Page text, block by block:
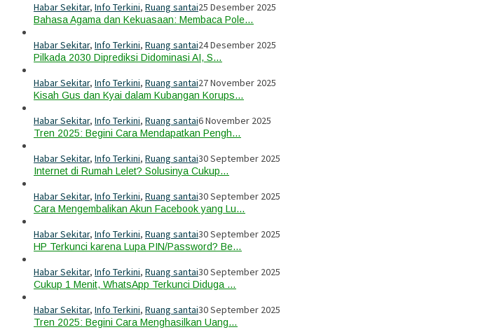
Habar Sekitar, Info Terkini, Ruang santai25 Desember 2025
Bahasa Agama dan Kekuasaan: Membaca Pole…
Habar Sekitar, Info Terkini, Ruang santai24 Desember 2025
Pilkada 2030 Diprediksi Didominasi AI, S…
Habar Sekitar, Info Terkini, Ruang santai27 November 2025
Kisah Gus dan Kyai dalam Kubangan Korups…
Habar Sekitar, Info Terkini, Ruang santai6 November 2025
Tren 2025: Begini Cara Mendapatkan Pengh…
Habar Sekitar, Info Terkini, Ruang santai30 September 2025
Internet di Rumah Lelet? Solusinya Cukup…
Habar Sekitar, Info Terkini, Ruang santai30 September 2025
Cara Mengembalikan Akun Facebook yang Lu…
Habar Sekitar, Info Terkini, Ruang santai30 September 2025
HP Terkunci karena Lupa PIN/Password? Be…
Habar Sekitar, Info Terkini, Ruang santai30 September 2025
Cukup 1 Menit, WhatsApp Terkunci Diduga …
Habar Sekitar, Info Terkini, Ruang santai30 September 2025
Tren 2025: Begini Cara Menghasilkan Uang…